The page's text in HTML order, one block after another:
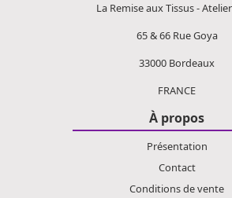
La Remise aux Tissus -
65 & 66 Rue Goya
33000 Bordeaux
FRANCE
À propos
Présentation
Contact
Conditions de vente